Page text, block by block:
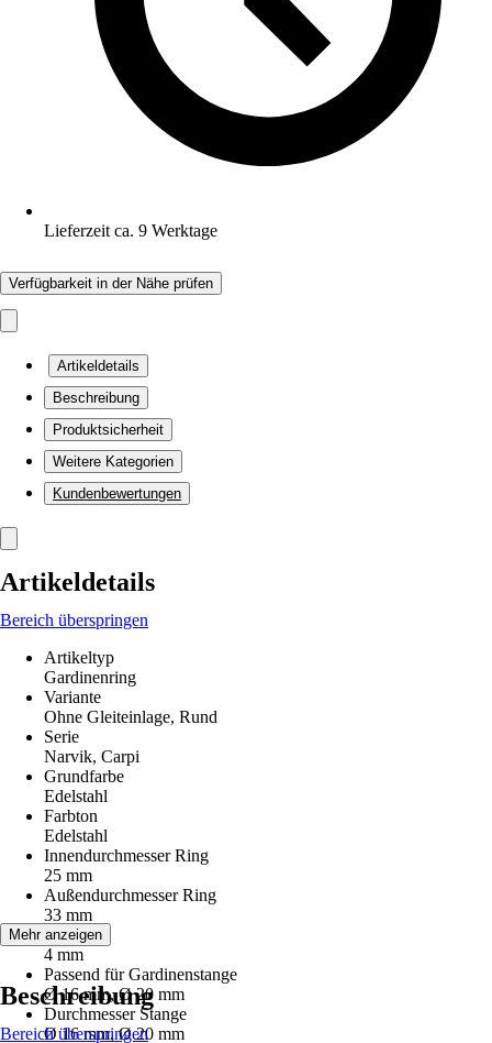
Lieferzeit ca. 9 Werktage
Verfügbarkeit in der Nähe prüfen
Artikeldetails
Beschreibung
Produktsicherheit
Weitere Kategorien
Kundenbewertungen
Artikeldetails
Bereich überspringen
Artikeltyp
Gardinenring
Variante
Ohne Gleiteinlage, Rund
Serie
Narvik, Carpi
Grundfarbe
Edelstahl
Farbton
Edelstahl
Innendurchmesser Ring
25 mm
Außendurchmesser Ring
33 mm
Stärke
4 mm
Passend für Gardinenstange
Ø 16 mm, Ø 20 mm
Durchmesser Stange
Ø 16 mm, Ø 20 mm
Mehr anzeigen
Beschreibung
Bereich überspringen